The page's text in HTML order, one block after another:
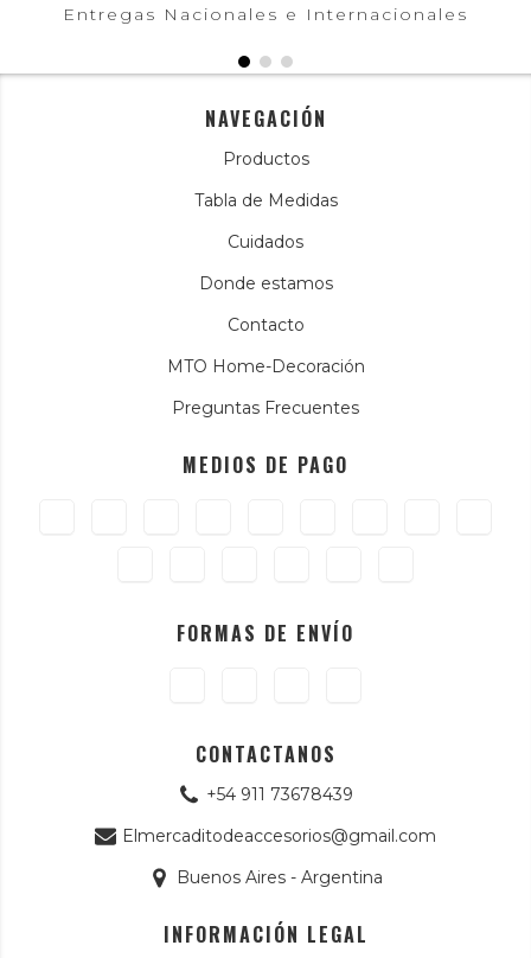
Entregas Nacionales e Internacionales
NAVEGACIÓN
Productos
Tabla de Medidas
Cuidados
Donde estamos
Contacto
MTO Home-Decoración
Preguntas Frecuentes
MEDIOS DE PAGO
FORMAS DE ENVÍO
CONTACTANOS
+54 911 73678439
Elmercaditodeaccesorios@gmail.com
Buenos Aires - Argentina
INFORMACIÓN LEGAL